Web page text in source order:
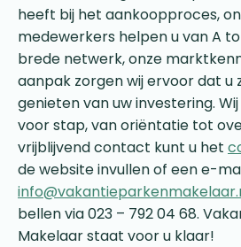
heeft bij het aankoopproces,
medewerkers helpen u van A
brede netwerk, onze
aanpak zorgen wij ervoor dat u
genieten van uw investering.
voor stap, van oriëntatie tot
vrijblijvend contact kunt u het
de website invullen of een e-
bellen via 023 – 792 04 68.
Makelaar staat voor u klaar!